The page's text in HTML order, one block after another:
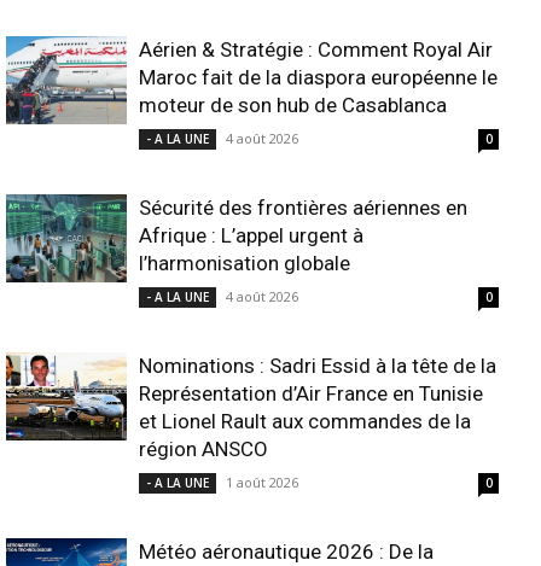
Aérien & Stratégie : Comment Royal Air
Maroc fait de la diaspora européenne le
moteur de son hub de Casablanca
- A LA UNE 4 août 2026 0
Sécurité des frontières aériennes en
Afrique : L’appel urgent à
l’harmonisation globale
- A LA UNE 4 août 2026 0
Nominations : Sadri Essid à la tête de la
Représentation d’Air France en Tunisie
et Lionel Rault aux commandes de la
région ANSCO
- A LA UNE 1 août 2026 0
Météo aéronautique 2026 : De la